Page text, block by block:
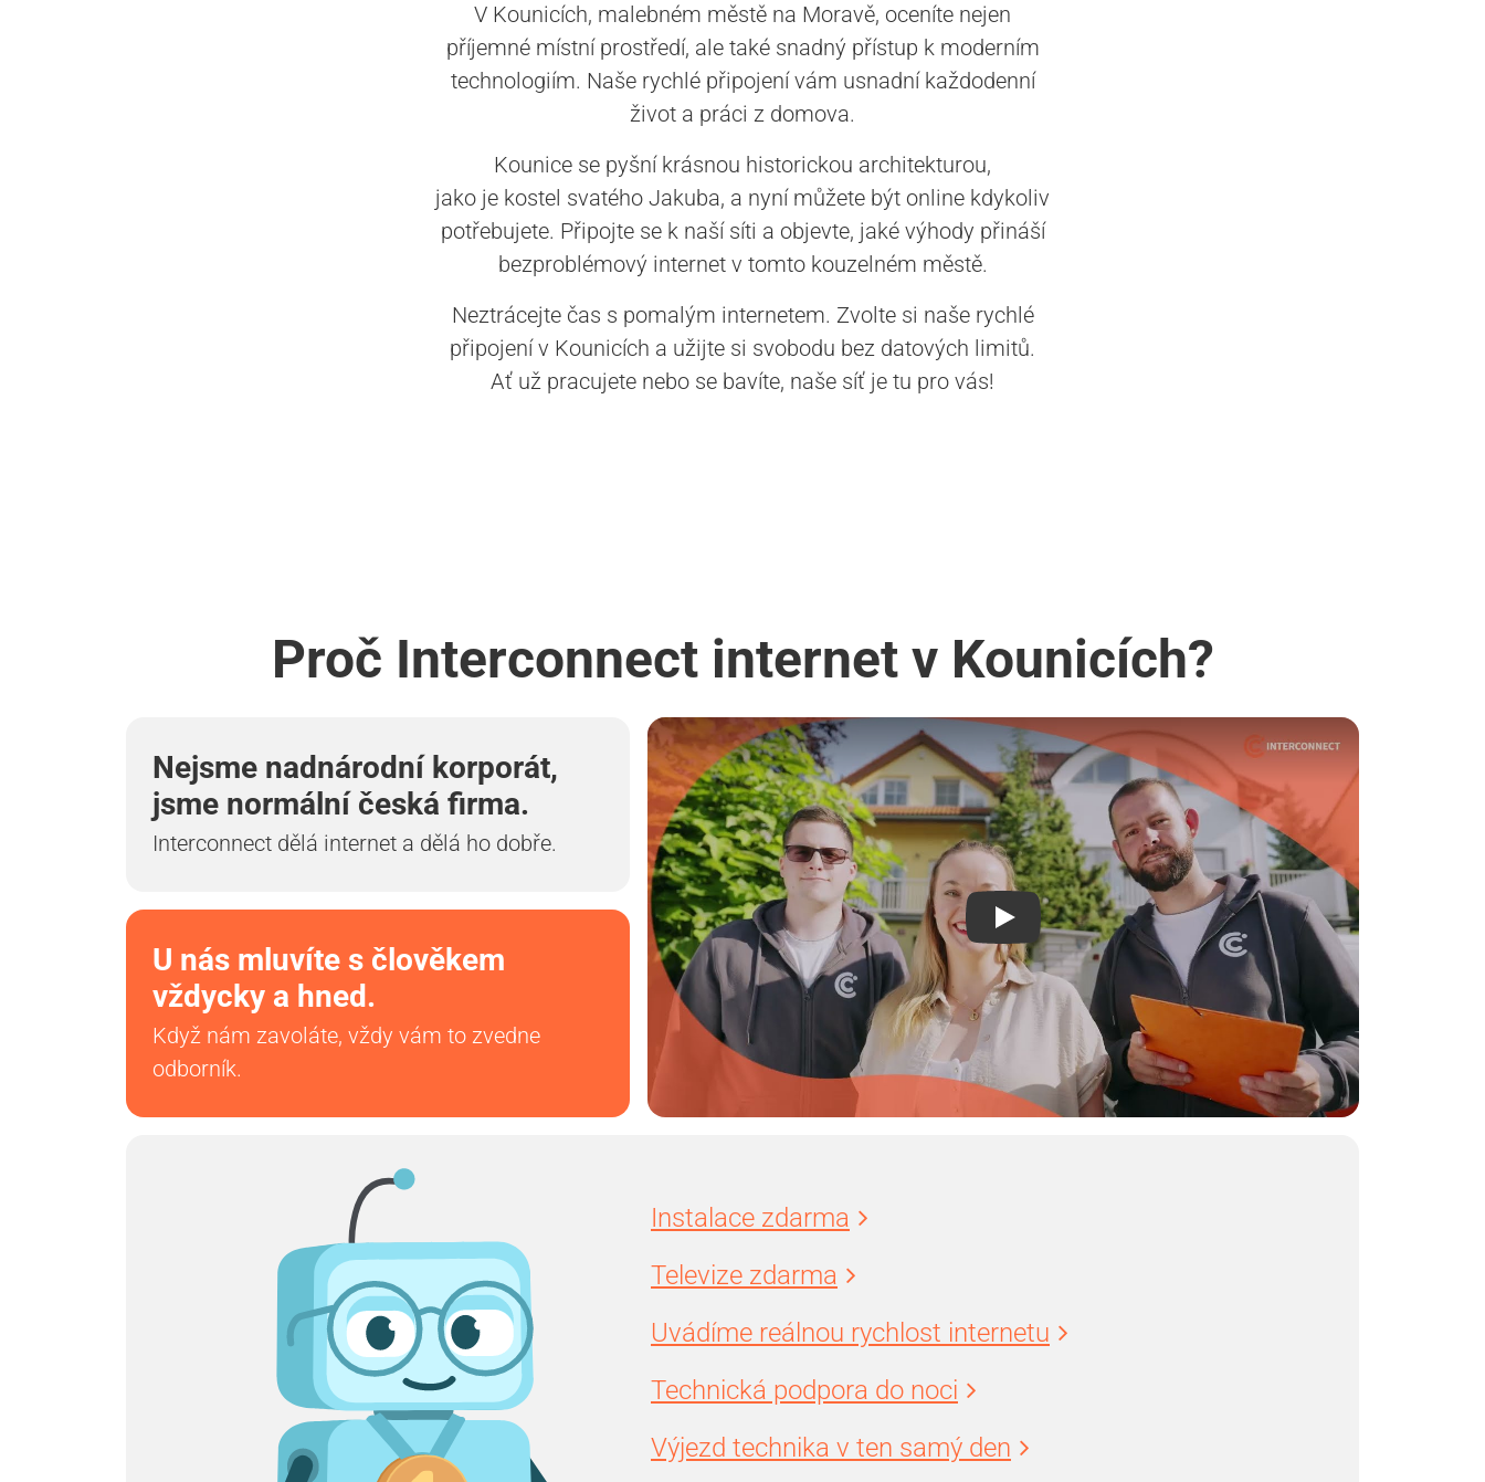
V Kounicích, malebném městě na Moravě, oceníte nejen
příjemné místní prostředí, ale také snadný přístup k moderním
technologiím. Naše rychlé připojení vám usnadní každodenní
život a práci z domova.
Kounice se pyšní krásnou historickou architekturou,
jako je kostel svatého Jakuba, a nyní můžete být online kdykoliv
potřebujete. Připojte se k naší síti a objevte, jaké výhody přináší
bezproblémový internet v tomto kouzelném městě.
Neztrácejte čas s pomalým internetem. Zvolte si naše rychlé
připojení v Kounicích a užijte si svobodu bez datových limitů.
Ať už pracujete nebo se bavíte, naše síť je tu pro vás!
Proč Interconnect internet v Kounicích?
Nejsme nadnárodní korporát,
jsme normální česká firma.
Interconnect dělá internet a dělá ho dobře.
U nás mluvíte s člověkem
vždycky a hned.
Když nám zavoláte, vždy vám to zvedne
odborník.
Instalace zdarma
Televize zdarma
Uvádíme reálnou rychlost internetu
Technická podpora do noci
Výjezd technika v ten samý den